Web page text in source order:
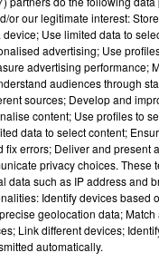
(1 min 14 sec)
or our legitimate interest:
Use limited data to
advertising; Use
advertising performance;
audiences through
sources; Develop and
content; Use profiles to
data to select content;
fix errors; Deliver and present
privacy choices. These
data such as IP address and
Identify devices based
geolocation data;
Link different devices;
automatically.